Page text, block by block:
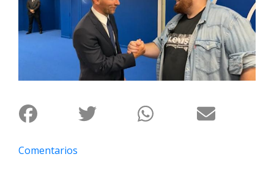
La
Ciudad
y
Policiales
Comentarios